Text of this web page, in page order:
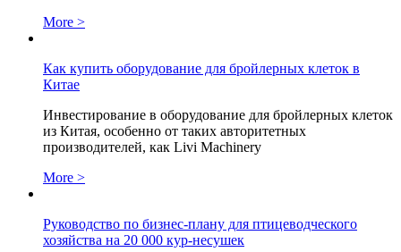
More >
Как купить оборудование для бройлерных клеток в
Китае
Инвестирование в оборудование для бройлерных клеток
из Китая, особенно от таких авторитетных
производителей, как Livi Machinery
More >
Руководство по бизнес-плану для птицеводческого
хозяйства на 20 000 кур-несушек